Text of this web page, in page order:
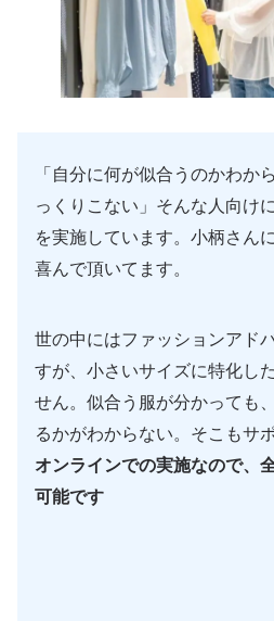
「自分に何が似合うのかわか
っくりこない」そんな人向け
を実施しています。小柄さん
喜んで頂いてます。
世の中にはファッションアド
すが、小さいサイズに特化し
せん。似合う服が分かっても
るかがわからない。そこもサ
オンラインでの実施なので、
可能です